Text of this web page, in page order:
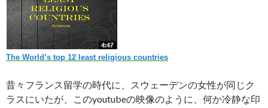
The World’s top 12 least religious countries
昔々フランス留学の時代に、スウェーデンの女性が同じク
ラスにいたが、このyoutubeの映像のように、何か冷静な印